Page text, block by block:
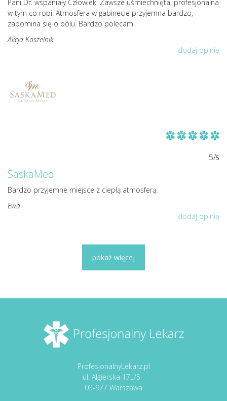
Pani Dr. wspaniały Człowiek. Zawsze uśmiechnięta, profesjonalna
w tym co robi. Atmosfera w gabinecie przyjemna bardzo,
zapomina się o bólu. Bardzo polecam
Alicja Koszelnik
dodaj opinię
5/5
SaskaMed
Bardzo przyjemne miejsce z ciepłą atmosferą.
Ewa
dodaj opinię
pokaż więcej
ProfesjonalnyLekarz.pl
ul. Algierska 17L/5
03-977 Warszawa